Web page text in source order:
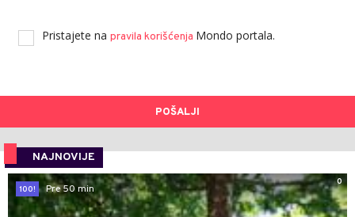
Pristajete na pravila korišćenja Mondo portala.
POŠALJI
NAJNOVIJE
0
100!
Pre 50 min